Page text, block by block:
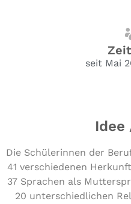
seit Mai
Idee
Die Schülerinnen der
41 verschiedenen
37 Sprachen als
20 unterschiedlichen